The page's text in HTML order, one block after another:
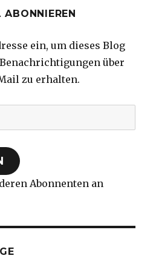
ein, um dieses Blog
über
zu erhalten.
Abonnenten an